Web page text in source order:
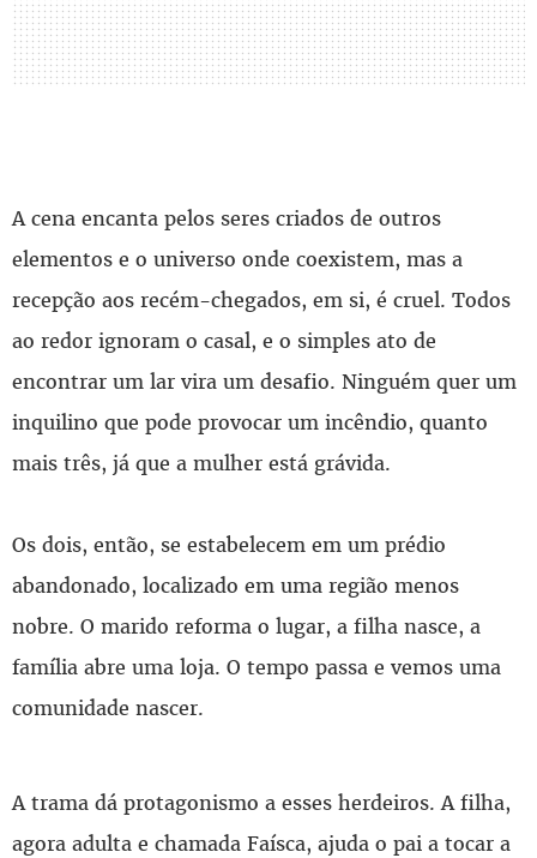
A cena encanta pelos seres criados de outros
elementos e o universo onde coexistem, mas a
recepção aos recém-chegados, em si, é cruel. Todos
ao redor ignoram o casal, e o simples ato de
encontrar um lar vira um desafio. Ninguém quer um
inquilino que pode provocar um incêndio, quanto
mais três, já que a mulher está grávida.
Os dois, então, se estabelecem em um prédio
abandonado, localizado em uma região menos
nobre. O marido reforma o lugar, a filha nasce, a
família abre uma loja. O tempo passa e vemos uma
comunidade nascer.
A trama dá protagonismo a esses herdeiros. A filha,
agora adulta e chamada Faísca, ajuda o pai a tocar a